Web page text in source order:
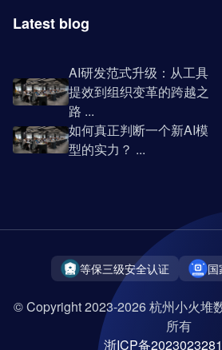
Latest blog
AI研发范式升级：从工具
提效到组织变革的跨越之
路 ...
如何真正判断一个新AI模
型的实力？ ...
等保三级安全认证
© Copyright 2023-2026 杭州小火堆
所有
浙ICP备